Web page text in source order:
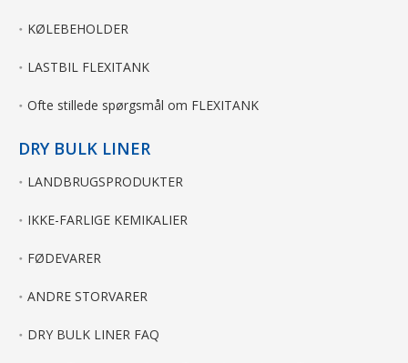
KØLEBEHOLDER
LASTBIL FLEXITANK
Ofte stillede spørgsmål om FLEXITANK
DRY BULK LINER
LANDBRUGSPRODUKTER
IKKE-FARLIGE KEMIKALIER
FØDEVARER
ANDRE STORVARER
DRY BULK LINER FAQ